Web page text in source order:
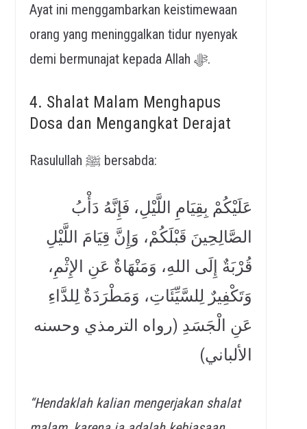
Ayat ini menggambarkan keistimewaan
orang yang meninggalkan tidur nyenyak
demi bermunajat kepada Allah ﷻ.
4. Shalat Malam Menghapus
Dosa dan Mengangkat Derajat
Rasulullah ﷺ bersabda:
عَلَيْكُمْ بِقِيَامِ اللَّيْلِ، فَإِنَّهُ دَأْبُ
الصَّالِحِينَ قَبْلَكُمْ، وَإِنَّ قِيَامَ اللَّيْلِ
قُرْبَةٌ إِلَى اللهِ، وَمَنْهَاةٌ عَنِ الإِثْمِ،
وَتَكْفِيرٌ لِلسَّيِّئَاتِ، وَمَطْرَدَةٌ لِلدَّاءِ
عَنِ الْجَسَدِ (رواه الترمذي وحسنه
الألباني)
“Hendaklah kalian mengerjakan shalat